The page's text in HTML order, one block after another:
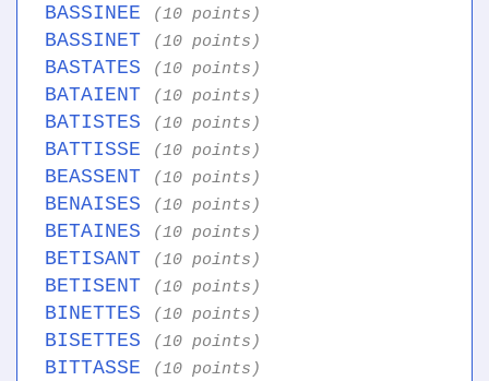
BASSINEE (10 points)
BASSINET (10 points)
BASTATES (10 points)
BATAIENT (10 points)
BATISTES (10 points)
BATTISSE (10 points)
BEASSENT (10 points)
BENAISES (10 points)
BETAINES (10 points)
BETISANT (10 points)
BETISENT (10 points)
BINETTES (10 points)
BISETTES (10 points)
BITTASSE (10 points)